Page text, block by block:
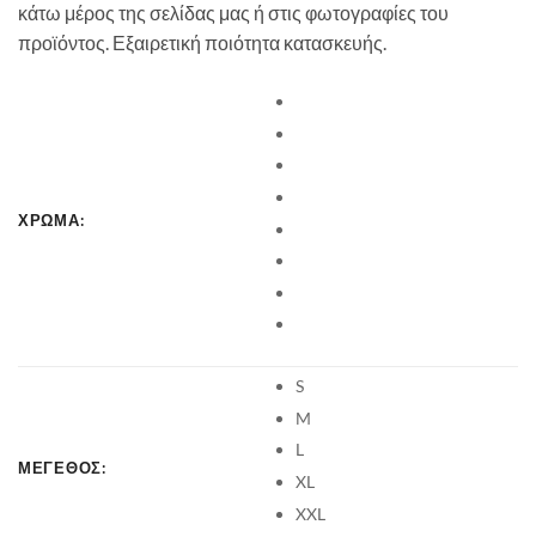
κάτω μέρος της σελίδας μας ή στις φωτογραφίες του
προϊόντος. Εξαιρετική ποιότητα κατασκευής.
ΧΡΩΜΑ:
ΜΕΓΕΘΟΣ:
S
M
L
XL
XXL